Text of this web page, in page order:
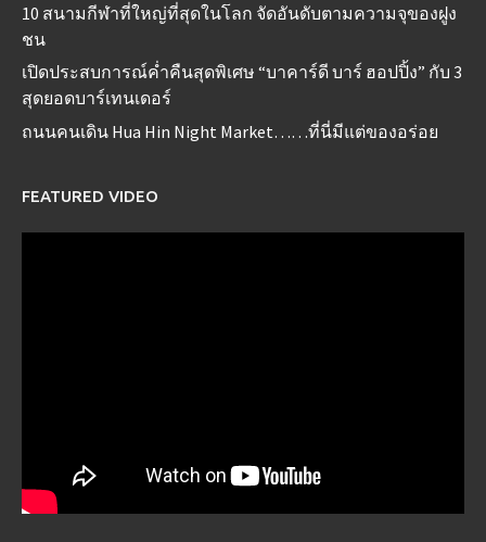
10 สนามกีฬาที่ใหญ่ที่สุดในโลก จัดอันดับตามความจุของฝูง
ชน
เปิดประสบการณ์ค่ำคืนสุดพิเศษ “บาคาร์ดี บาร์ ฮอปปิ้ง” กับ 3
สุดยอดบาร์เทนเดอร์
ถนนคนเดิน Hua Hin Night Market……ที่นี่มีแต่ของอร่อย
FEATURED VIDEO